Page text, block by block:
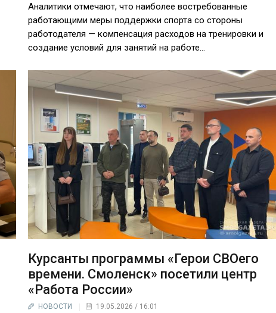
Аналитики отмечают, что наиболее востребованные
работающими меры поддержки спорта со стороны
работодателя — компенсация расходов на тренировки и
создание условий для занятий на работе…
Курсанты программы «Герои СВОего
времени. Смоленск» посетили центр
«Работа России»
НОВОСТИ 19.05.2026 / 16:01